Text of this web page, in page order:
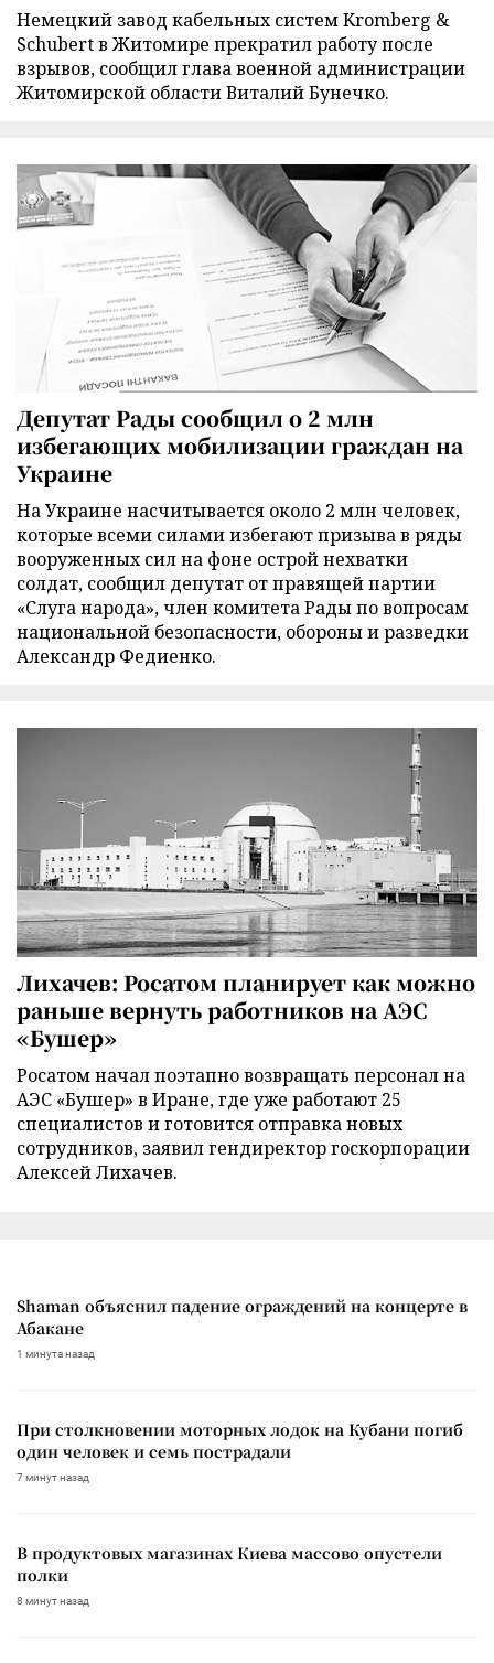
Немецкий завод кабельных систем Kromberg &
Schubert в Житомире прекратил работу после
взрывов, сообщил глава военной администрации
Житомирской области Виталий Бунечко.
Депутат Рады сообщил о 2 млн
избегающих мобилизации граждан на
Украине
На Украине насчитывается около 2 млн человек,
которые всеми силами избегают призыва в ряды
вооруженных сил на фоне острой нехватки
солдат, сообщил депутат от правящей партии
«Слуга народа», член комитета Рады по вопросам
национальной безопасности, обороны и разведки
Александр Федиенко.
Лихачев: Росатом планирует как можно
раньше вернуть работников на АЭС
«Бушер»
Росатом начал поэтапно возвращать персонал на
АЭС «Бушер» в Иране, где уже работают 25
специалистов и готовится отправка новых
сотрудников, заявил гендиректор госкорпорации
Алексей Лихачев.
Shaman объяснил падение ограждений на концерте в
Абакане
1 минута назад
При столкновении моторных лодок на Кубани погиб
один человек и семь пострадали
7 минут назад
В продуктовых магазинах Киева массово опустели
полки
8 минут назад